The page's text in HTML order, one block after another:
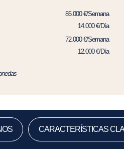
85.000 €/Semana
14.000 €/Día
72.000 €/Semana
12.000 €/Día
CARACTERÍSTICAS